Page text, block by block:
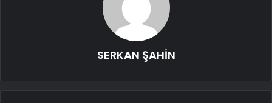
SERKAN ŞAHİN